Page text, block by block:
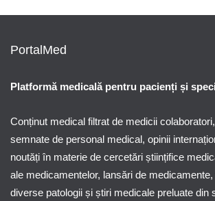
PortalMed
Platformă medicală pentru pacienți și
Conținut medical filtrat de medicii
semnate de personal medical, opinii
noutăți în materie de cercetări științifice
ale medicamentelor, lansări de
diverse patologii și știri medicale preluate din